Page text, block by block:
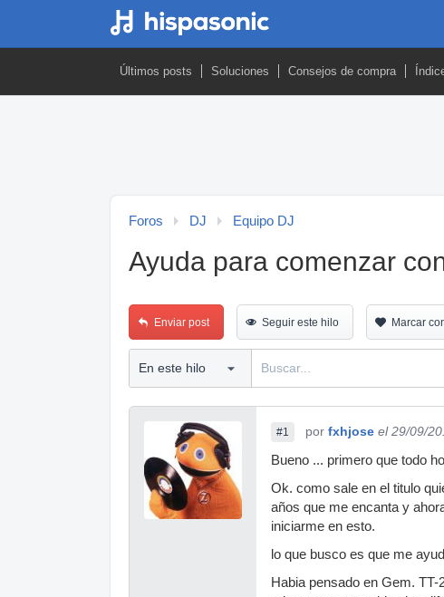
Últimos posts Soluciones Consejos de compra
Foros DJ Equipo DJ
Ayuda para comenzar
Enviar post Seguir este hilo Marcar
#1 por fxhjose el 29/09/
Bueno ... primero que todo
Ok. como sale en el titulo
años que me encanta y
iniciarme en esto.
lo que busco es que me
Habia pensado en Gem.